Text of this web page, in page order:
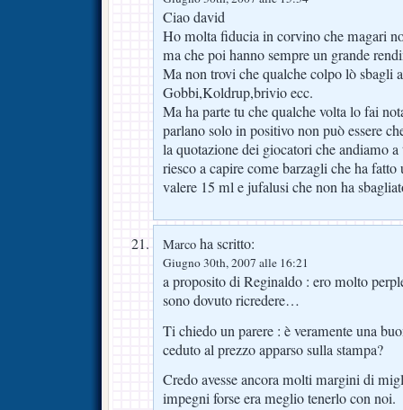
Ciao david
Ho molta fiducia in corvino che magari
ma che poi hanno sempre un grande
Ma non trovi che qualche colpo lò sbagli
Gobbi,Koldrup,brivio ecc.
Ma ha parte tu che qualche volta lo fai
parlano solo in positivo non può essere
la quotazione dei giocatori che andiamo
riesco a capire come barzagli che ha fatto
valere 15 ml e jufalusi che non ha
Marco ha scritto:
Giugno 30th, 2007 alle 16:21
a proposito di Reginaldo : ero molto
sono dovuto ricredere…
Ti chiedo un parere : è veramente una
ceduto al prezzo apparso sulla stampa?
Credo avesse ancora molti margini di
impegni forse era meglio tenerlo con noi.